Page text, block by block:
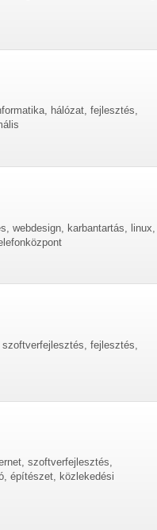
hálózat, fejlesztés,
webdesign, karbantartás, linux,
fejlesztés,
szoftverfejlesztés,
építészet, közlekedési